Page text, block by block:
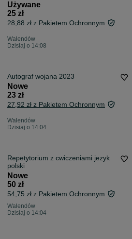
Używane
25 zł
28,88 zł z Pakietem Ochronnym
Walendów
Dzisiaj o 14:08
Autograf wojana 2023
Nowe
23 zł
27,92 zł z Pakietem Ochronnym
Walendów
Dzisiaj o 14:04
Repetytorium z cwiczeniami jezyk
polski
Nowe
50 zł
54,75 zł z Pakietem Ochronnym
Walendów
Dzisiaj o 14:04